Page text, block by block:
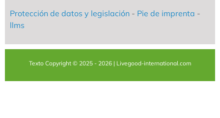
Protección de datos y legislación - Pie de imprenta -
llms
Texto Copyright © 2025 - 2026 | Livegood-international.com